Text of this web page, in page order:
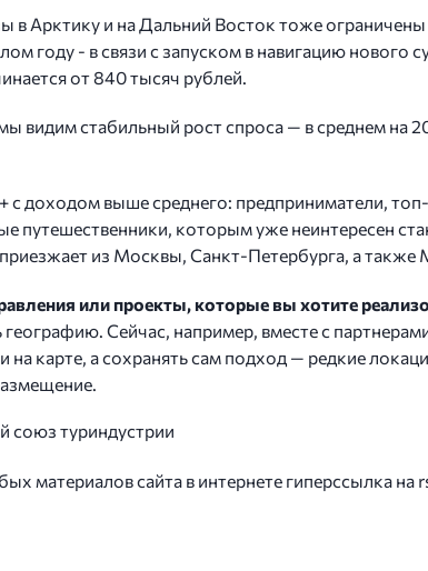
в Арктику и на Дальний Восток тоже
году - в связи с запуском в навигацию нового
от 840 тысяч рублей.
видим стабильный рост спроса — в среднем на
с доходом выше среднего: предприниматели,
путешественники, которым уже неинтересен
из Москвы, Санкт-Петербурга, а
или проекты, которые вы хотите
Сейчас, например, вместе с
на карте, а сохранять сам подход — редкие
союз туриндустрии
материалов сайта в интернете гиперссылка на